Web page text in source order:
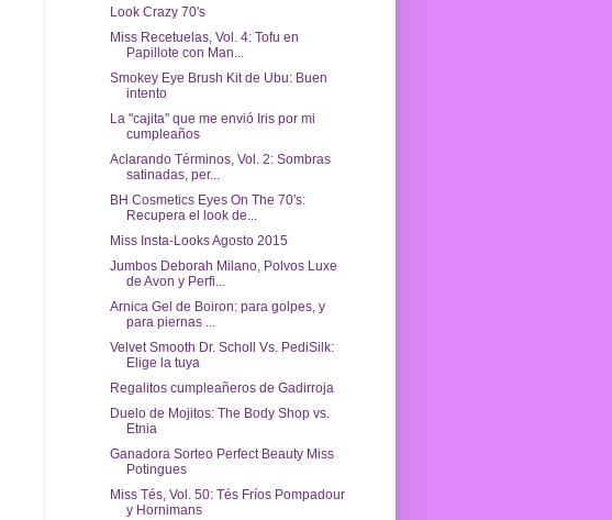
Look Crazy 70's
Miss Recetuelas, Vol. 4: Tofu en
Papillote con Man...
Smokey Eye Brush Kit de Ubu: Buen
intento
La "cajita" que me envió Iris por mi
cumpleaños
Aclarando Términos, Vol. 2: Sombras
satinadas, per...
BH Cosmetics Eyes On The 70's:
Recupera el look de...
Miss Insta-Looks Agosto 2015
Jumbos Deborah Milano, Polvos Luxe
de Avon y Perfi...
Arnica Gel de Boiron: para golpes, y
para piernas ...
Velvet Smooth Dr. Scholl Vs. PediSilk:
Elige la tuya
Regalitos cumpleañeros de Gadirroja
Duelo de Mojitos: The Body Shop vs.
Etnia
Ganadora Sorteo Perfect Beauty Miss
Potingues
Miss Tés, Vol. 50: Tés Fríos Pompadour
y Hornimans